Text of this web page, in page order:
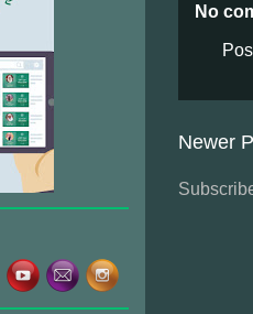
No
Newer